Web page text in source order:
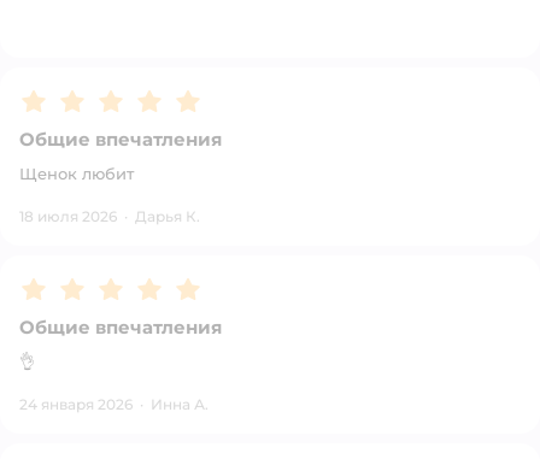
Рейтинг:5
Общие впечатления
Щенок любит
18 июля 2026 · Дарья К.
Рейтинг:5
Общие впечатления
👌
24 января 2026 · Инна А.